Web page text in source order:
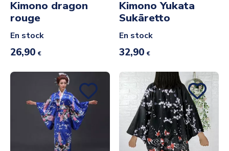
Kimono dragon
rouge
En stock
26,90 €
Kimono Yukata
Sukāretto
En stock
32,90 €